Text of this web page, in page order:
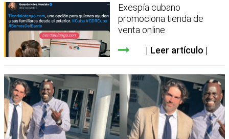
Exespía cubano
promociona tienda de
venta online
Leer artículo